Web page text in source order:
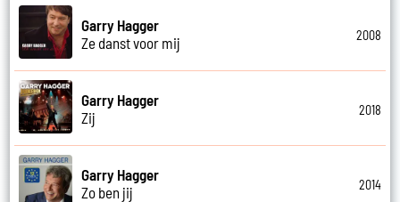
Garry Hagger
Ze danst voor mij
2008
Garry Hagger
Zij
2018
Garry Hagger
Zo ben jij
2014